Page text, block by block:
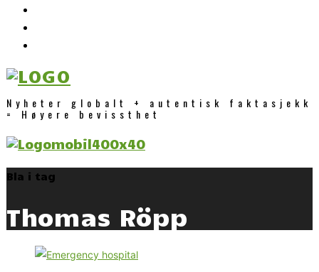
Nyheter globalt + autentisk faktasjekk
= Høyere bevissthet
Bla i tag
Thomas Röpp